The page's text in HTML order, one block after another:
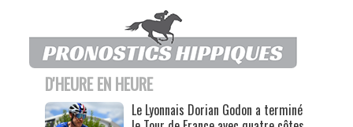
D'HEURE EN HEURE
Le Lyonnais Dorian Godon a terminé